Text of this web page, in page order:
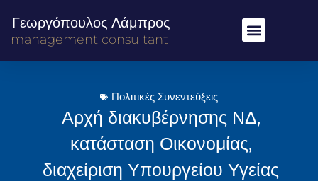
Γεωργόπουλος Λάμπρος
management consultant
Πολιτικές Συνεντεύξεις
Αρχή διακυβέρνησης ΝΔ,
κατάσταση Οικονομίας,
διαχείριση Υπουργείου Υγείας